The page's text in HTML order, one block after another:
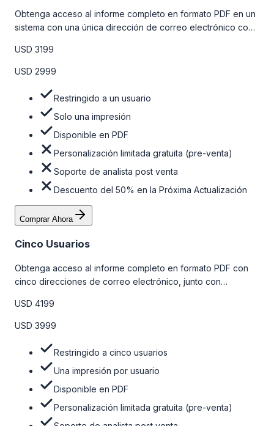
Obtenga acceso al informe completo en formato PDF en un
sistema con una única dirección de correo electrónico con
la tabla de precios a continuación.
USD 3199
USD 2999
Restringido a un usuario
Solo una impresión
Disponible en PDF
Personalización limitada gratuita (pre-venta)
Soporte de analista post venta
Descuento del 50% en la Próxima Actualización
Comprar Ahora
Cinco Usuarios
Obtenga acceso al informe completo en formato PDF con
cinco direcciones de correo electrónico, junto con
venta y el soporte post-venta de nuestros analistas. Para
obtener más información, consulte la tabla de precios a
USD 4199
USD 3999
Restringido a cinco usuarios
Una impresión por usuario
Disponible en PDF
Personalización limitada gratuita (pre-venta)